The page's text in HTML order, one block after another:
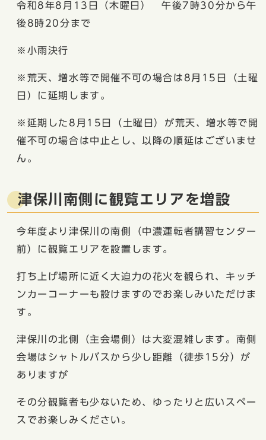
令和8年8月13日（木曜日） 午後7時30分から午
後8時20分まで
※小雨決行
※荒天、増水等で開催不可の場合は8月15日（土曜
日）に延期します。
※延期した8月15日（土曜日）が荒天、増水等で開
催不可の場合は中止とし、以降の順延はございませ
ん。
津保川南側に観覧エリアを増設
今年度より津保川の南側（中濃運転者講習センター
前）に観覧エリアを設置します。
打ち上げ場所に近く大迫力の花火を観られ、キッチ
ンカーコーナーも設けますのでお楽しみいただけま
す。
津保川の北側（主会場側）は大変混雑します。南側
会場はシャトルバスから少し距離（徒歩15分）が
ありますが
その分観覧者も少ないため、ゆったりと広いスペー
スでお楽しみください。